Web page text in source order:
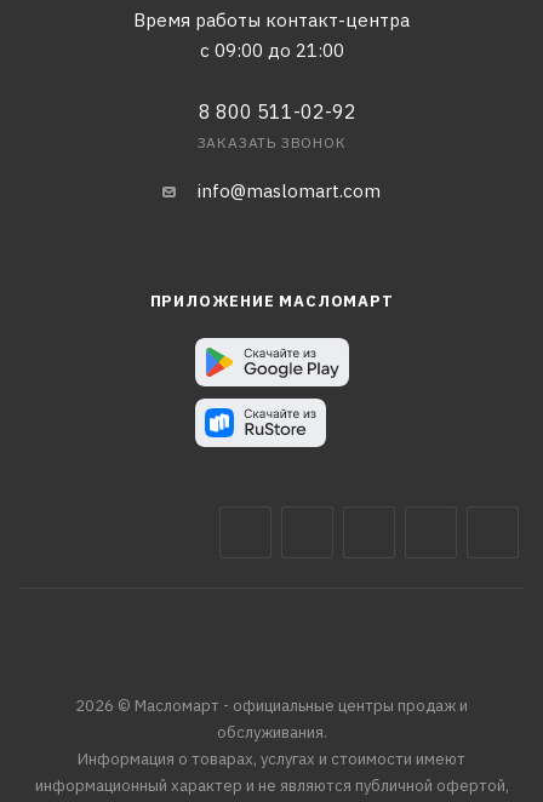
Время работы контакт-центра
с 09:00 до 21:00
8 800 511-02-92
ЗАКАЗАТЬ ЗВОНОК
info@maslomart.com
ПРИЛОЖЕНИЕ МАСЛОМАРТ
2026 © Масломарт - официальные центры продаж и
обслуживания.
Информация о товарах, услугах и стоимости имеют
информационный характер и не являются публичной офертой,